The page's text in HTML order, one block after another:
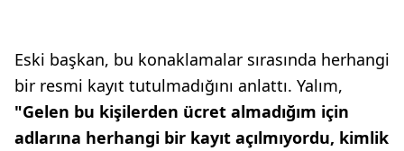
Eski başkan, bu konaklamalar sırasında herhangi
bir resmi kayıt tutulmadığını anlattı. Yalım,
"Gelen bu kişilerden ücret almadığım için
adlarına herhangi bir kayıt açılmıyordu, kimlik